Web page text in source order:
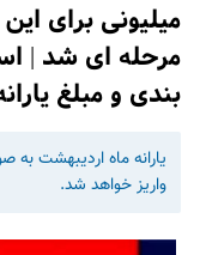
میلیونی برای این
مرحله ای شد |
بندی و مبلغ
یارانه ماه اردیبهشت
واریز خواهد شد.